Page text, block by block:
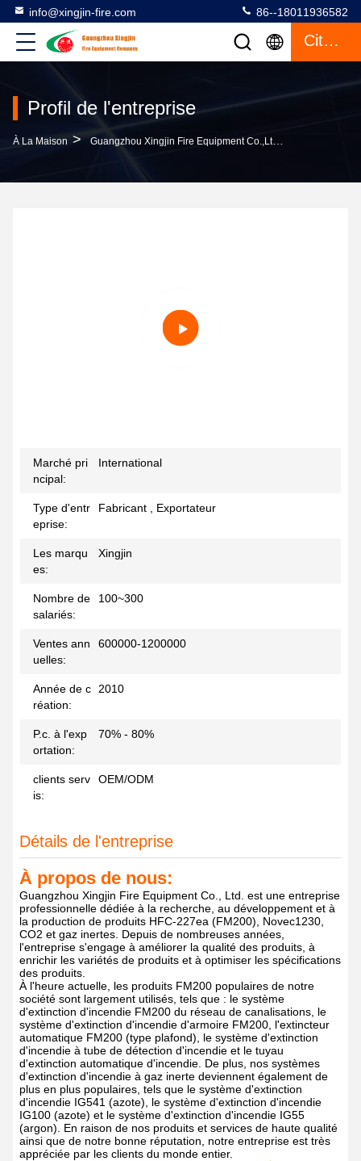
info@xingjin-fire.com 86--18011936582
Citation
Profil de l'entreprise
À La Maison > Guangzhou Xingjin Fire Equipment Co.,Ltd. Profil De L'entreprise
Marché pri
ncipal:
International
Type d'entr
eprise:
Fabricant , Exportateur
Les marqu
es:
Xingjin
Nombre de
salariés:
100~300
Ventes ann
uelles:
600000-1200000
Année de c
réation:
2010
P.c. à l'exp
ortation:
70% - 80%
clients serv
is:
OEM/ODM
Détails de l'entreprise
À propos de nous:
Guangzhou Xingjin Fire Equipment Co., Ltd. est une entreprise
professionnelle dédiée à la recherche, au développement et à
la production de produits HFC-227ea (FM200), Novec1230,
CO2 et gaz inertes. Depuis de nombreuses années,
l'entreprise s'engage à améliorer la qualité des produits, à
enrichir les variétés de produits et à optimiser les spécifications
des produits.
À l'heure actuelle, les produits FM200 populaires de notre
société sont largement utilisés, tels que : le système
d'extinction d'incendie FM200 du réseau de canalisations, le
système d'extinction d'incendie d'armoire FM200, l'extincteur
automatique FM200 (type plafond), le système d'extinction
d'incendie à tube de détection d'incendie et le tuyau
d'extinction automatique d'incendie. De plus, nos systèmes
d'extinction d'incendie à gaz inerte deviennent également de
plus en plus populaires, tels que le système d'extinction
d'incendie IG541 (azote), le système d'extinction d'incendie
IG100 (azote) et le système d'extinction d'incendie IG55
(argon). En raison de nos produits et services de haute qualité
ainsi que de notre bonne réputation, notre entreprise est très
appréciée par les clients du monde entier.